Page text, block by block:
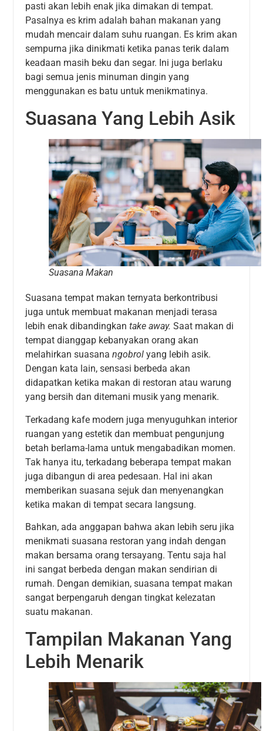
pasti akan lebih enak jika dimakan di tempat.
Pasalnya es krim adalah bahan makanan yang
mudah mencair dalam suhu ruangan. Es krim akan
sempurna jika dinikmati ketika panas terik dalam
keadaan masih beku dan segar. Ini juga berlaku
bagi semua jenis minuman dingin yang
menggunakan es batu untuk menikmatinya.
Suasana Yang Lebih Asik
Suasana Makan
Suasana tempat makan ternyata berkontribusi
juga untuk membuat makanan menjadi terasa
lebih enak dibandingkantake away. Saat makan di
tempat dianggap kebanyakan orang akan
melahirkan suasanangobrol yang lebih asik.
Dengan kata lain, sensasi berbeda akan
didapatkan ketika makan di restoran atau warung
yang bersih dan ditemani musik yang menarik.
Terkadang kafe modern juga menyuguhkan interior
ruangan yang estetik dan membuat pengunjung
betah berlama-lama untuk mengabadikan momen.
Tak hanya itu, terkadang beberapa tempat makan
juga dibangun di area pedesaan. Hal ini akan
memberikan suasana sejuk dan menyenangkan
ketika makan di tempat secara langsung.
Bahkan, ada anggapan bahwa akan lebih seru jika
menikmati suasana restoran yang indah dengan
makan bersama orang tersayang. Tentu saja hal
ini sangat berbeda dengan makan sendirian di
rumah. Dengan demikian, suasana tempat makan
sangat berpengaruh dengan tingkat kelezatan
suatu makanan.
Tampilan Makanan Yang
Lebih Menarik